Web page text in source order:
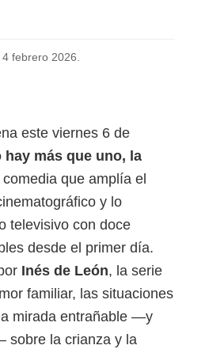
4 febrero 2026.
este viernes 6 de
hay más que uno, la
comedia que amplía el
y lo
televisivo con doce
desde el primer día.
Inés de León, la serie
familiar, las situaciones
mirada entrañable —y
sobre la crianza y la